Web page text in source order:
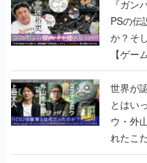
『ガ
PSの伝
か？そ
【ゲー
世界が
とはい
ウ・外
れたこ
画書】